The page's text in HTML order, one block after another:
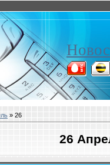
» 26
26